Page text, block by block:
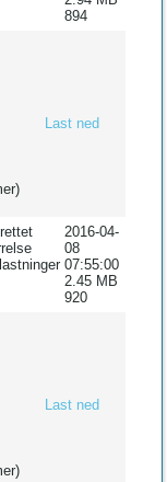
894
Last ned
2016-04-
08
07:55:00
2.45 MB
920
Last ned